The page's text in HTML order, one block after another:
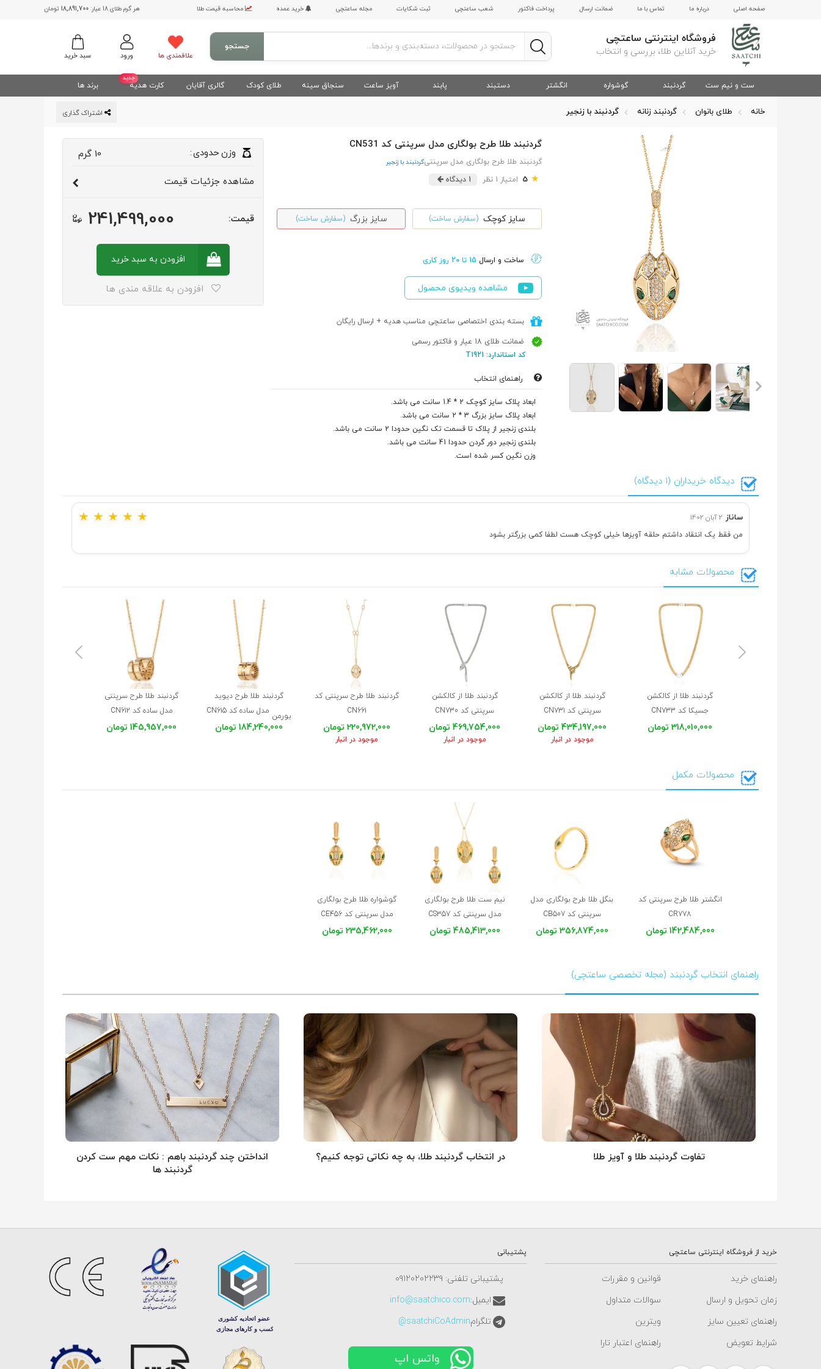
صفحه اصلی درباره ما تماس با ما ضمانت ارسال پرداخت فاکتور شعب ساعتچی ثبت شکایات مجله ساعتچی خرید عمده محاسبه قیمت طلا هر گرم طلای 18 عیار: 18,891,700 تومان
فروشگاه اینترنتی ساعتچی
خرید آنلاین طلا، بررسی و انتخاب سبد خرید ورود علاقمندی ها
جستجو
ست و نیم ست گردنبند گوشواره انگشتر دستبند پابند آویز ساعت سنجاق سینه طلای کودک گالری آقایان
جدید
کارت هدیه برند ها
خانه طلای بانوان گردنبند زنانه گردنبند با زنجیر
گردنبند طلا طرح بولگاری مدل سرپنتی کد CN531
گردنبند طلا طرح بولگاری مدل سرپنتیگردنبند با زنجیر
★
5 امتیاز 1 نظر 1 دیدگاه
سایز کوچک (سفارش ساخت) سایز بزرگ (سفارش ساخت)
ساخت و ارسال 15 تا 20 روز کاری
مشاهده ویدیوی محصول
بسته بندی اختصاصی ساعتچی مناسب هدیه + ارسال رایگان
ضمانت طلای 18 عیار و فاکتور رسمی
کد استاندارد: T1921
راهنمای انتخاب
ابعاد پلاک سایز کوچک 2 * 1.4 سانت می باشد.
ابعاد پلاک سایز بزرگ 3 * 2 سانت می باشد.
بلندی زنجیر از پلاک تا قسمت تک نگین حدودا 2 سانت می باشد.
بلندی زنجیر دور گردن حدودا 41 سانت می باشد.
وزن نگین کسر شده است.
وزنحدودی:
10 گرم
مشاهده جزئیات قیمت
قیمت: 241,499,000
افزودن به سبدخرید
افزودن به علاقه مندی ها
دیدگاه خریداران (1 دیدگاه)
ساناز 2 آبان 1402 ★ ★ ★ ★ ★
من فقط یک انتقاد داشتم حلقه آویزها خیلی کوچک هست لطفا کمی بزرگتر بشود
محصولات مشابه
گردنبند طلا از کالکشن
جسیکا کد CN733
318,010,000 تومان
گردنبند طلا از کالکشن
سرپنتی کد CN731
434,197,000 تومان
موجود در انبار
گردنبند طلا از کالکشن
سرپنتی کد CN730
469,754,000 تومان
موجود در انبار
گردنبند طلا طرح سرپنتی کد
CN661
220,972,000 تومان
موجود در انبار
گردنبند طلا طرح دیوید
یورمن
مدل ساده کد CN615
184,240,000 تومان
گردنبند طلا طرح سرپنتی
مدل ساده کد CN612
145,957,000 تومان
محصولات مکمل
انگشتر طلا طرح سرپنتی کد
CR778
142,484,000 تومان
بنگل طلا طرح بولگاری مدل
سرپنتی کد CB507
356,874,000 تومان
نیم ست طلا طرح بولگاری
مدل سرپنتی کد CS357
485,413,000 تومان
گوشواره طلا طرح بولگاری
مدل سرپنتی کد CE456
235,462,000 تومان
راهنمای انتخاب گردنبند (مجله تخصصی ساعتچی)
تفاوت گردنبند طلا و آویز طلا در انتخاب گردنبند طلا‌، به چه نکاتی توجه کنیم؟
انداختن چند گردنبند باهم : نکات مهم ست کردن
گردنبند ها
خرید از فروشگاه اینترنتی ساعتچی
راهنمای خرید
قوانین و مقررات
زمان تحویل و ارسال
سوالات متداول
راهنمای تعیین سایز
ویترین
شرایط تعویض
راهنمای اعتبار تارا
پشتیبانی
پشتیبانی تلفنی: ٠٩١٢٠٢٠٢٢٣٩
ایمیل:info@saatchico.com
تلگرامsaatchiCoAdmin@
واتس اپ